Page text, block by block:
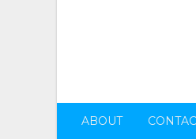
ABOUT